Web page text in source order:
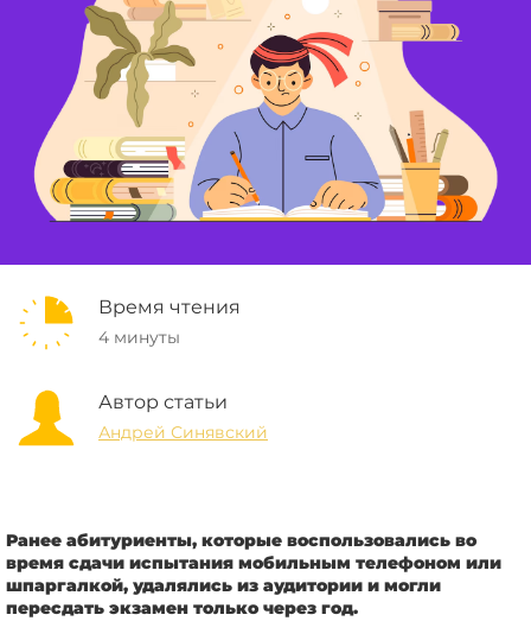
Время чтения
4 минуты
Автор статьи
Андрей Синявский
Ранее абитуриенты, которые воспользовались во
время сдачи испытания мобильным телефоном или
шпаргалкой, удалялись из аудитории и могли
пересдать экзамен только через год.